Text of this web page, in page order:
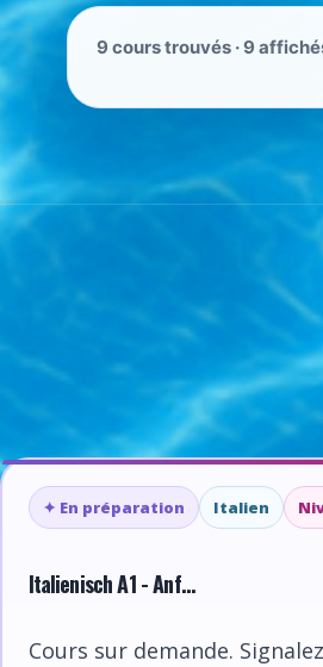
9 cours trouvés · 9
✦ En préparation Italien
Italienisch A1 - Anf...
Cours sur demande.